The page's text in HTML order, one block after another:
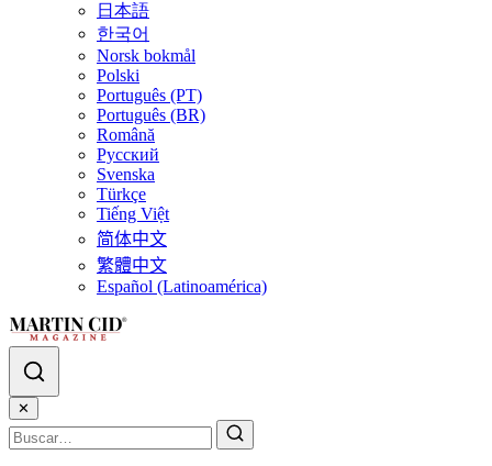
日本語
한국어
Norsk bokmål
Polski
Português (PT)
Português (BR)
Română
Русский
Svenska
Türkçe
Tiếng Việt
简体中文
繁體中文
Español (Latinoamérica)
✕